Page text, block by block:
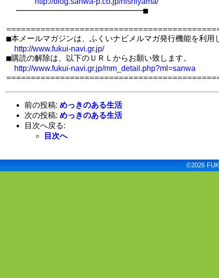
  ──────────────────────────■
■本メールマガジンは、ふくいナビメルマガ発行機能を利用
http://www.fukui-navi.gr.jp/
■購読の解除は、以下のＵＲＬからお願い致します。
http://www.fukui-navi.gr.jp/mm_detail.php?ml=sanwa
前の投稿: めっきのある生活
次の投稿: めっきのある生活
目次へ戻る:
目次へ
©2026